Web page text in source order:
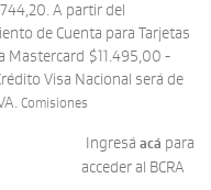
A partir del
de Cuenta para Tarjetas
Mastercard $11.495,00 -
Visa Nacional será de
Comisiones
acá para
acceder al BCRA